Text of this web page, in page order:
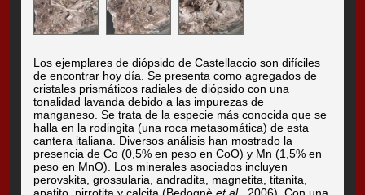
Los ejemplares de diópsido de Castellaccio son difíciles
de encontrar hoy día. Se presenta como agregados de
cristales prismáticos radiales de diópsido con una
tonalidad lavanda debido a las impurezas de
manganeso. Se trata de la especie más conocida que se
halla en la rodingita (una roca metasomática) de esta
cantera italiana. Diversos análisis han mostrado la
presencia de Co (0,5% en peso en CoO) y Mn (1,5% en
peso en MnO). Los minerales asociados incluyen
perovskita, grossularia, andradita, magnetita, titanita,
apatito, pirrotita y calcita (Bedognèet al.
, 2006). Con una